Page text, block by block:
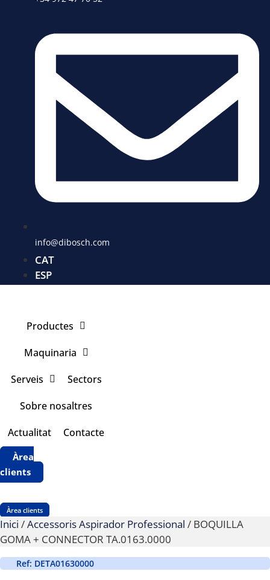
info@dibosch.com
CAT
ESP
Productes
Maquinaria
Serveis
Sectors
Sobre nosaltres
Actualitat
Contacte
Àrea
clients
Àrea clients
Inici /Accessoris Aspirador Professional / BOQUILLA
GOMA + CONNECTOR TA.0163.0000
Ref: DETA01630000